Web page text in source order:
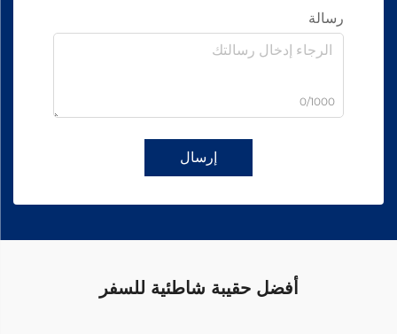
رسالة
0/1000
إرسال
أفضل حقيبة شاطئية للسفر